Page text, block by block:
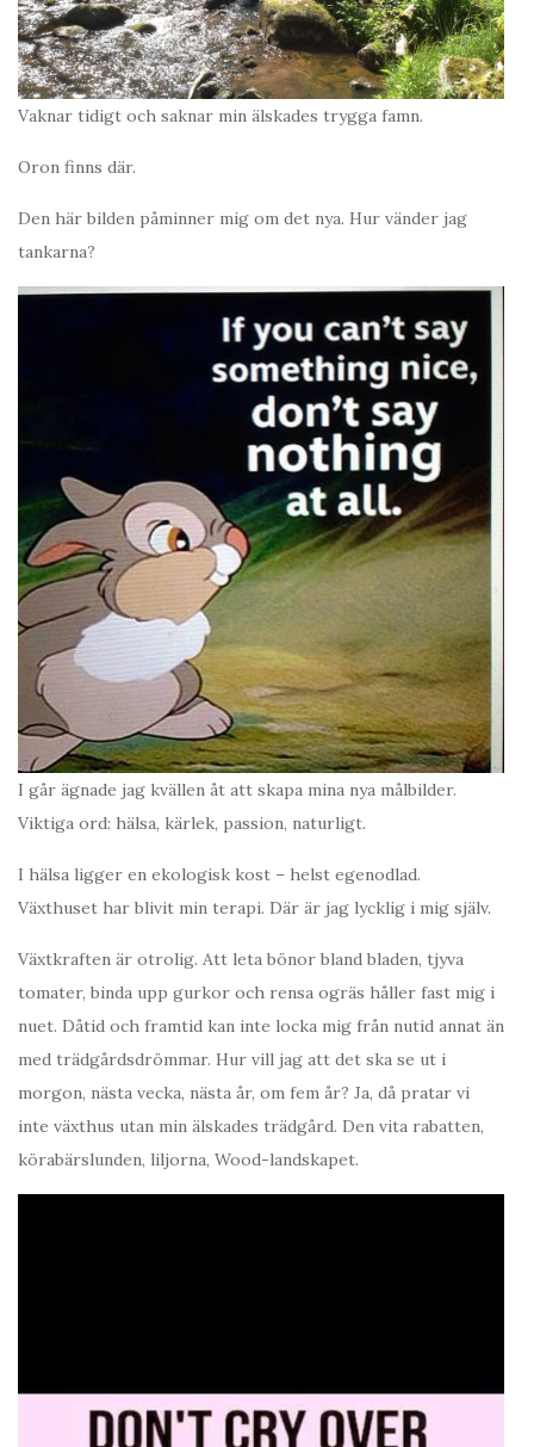
Vaknar tidigt och saknar min älskades trygga famn.
Oron finns där.
Den här bilden påminner mig om det nya. Hur vänder jag
tankarna?
I går ägnade jag kvällen åt att skapa mina nya målbilder.
Viktiga ord: hälsa, kärlek, passion, naturligt.
I hälsa ligger en ekologisk kost – helst egenodlad.
Växthuset har blivit min terapi. Där är jag lycklig i mig själv.
Växtkraften är otrolig. Att leta bönor bland bladen, tjyva
tomater, binda upp gurkor och rensa ogräs håller fast mig i
nuet. Dåtid och framtid kan inte locka mig från nutid annat än
med trädgårdsdrömmar. Hur vill jag att det ska se ut i
morgon, nästa vecka, nästa år, om fem år? Ja, då pratar vi
inte växthus utan min älskades trädgård. Den vita rabatten,
körabärslunden, liljorna, Wood-landskapet.